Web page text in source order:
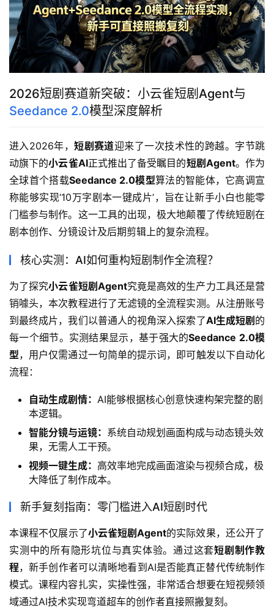
2026短剧赛道新突破：小云雀短剧Agent与
Seedance 2.0模型深度解析
进入2026年，短剧赛道迎来了一次技术性的跨越。字节跳
动旗下的小云雀AI正式推出了备受瞩目的短剧Agent。作为
全球首个搭载Seedance 2.0模型算法的智能体，它高调宣
称能够实现‘10万字剧本一键成片’，旨在让新手小白也能零
门槛参与制作。这一工具的出现，极大地颠覆了传统短剧在
剧本创作、分镜设计及后期剪辑上的复杂流程。
核心实测：AI如何重构短剧制作全流程？
为了探究小云雀短剧Agent究竟是高效的生产力工具还是营
销噱头，本次教程进行了无滤镜的全流程实测。从注册账号
到最终成片，我们以普通人的视角深入探索了AI生成短剧的
每一个细节。实测结果显示，基于强大的Seedance 2.0模
型，用户仅需通过一句简单的提示词，即可触发以下自动化
流程：
自动生成剧情： AI能够根据核心创意快速构架完整的剧
本逻辑。
智能分镜与运镜： 系统自动规划画面构成与动态镜头效
果，无需人工干预。
视频一键生成： 高效率地完成画面渲染与视频合成，极
大降低了制作成本。
新手复刻指南：零门槛进入AI短剧时代
本课程不仅展示了小云雀短剧Agent的实际效果，还公开了
实测中的所有隐形坑位与真实体验。通过这套短剧制作教
程，新手创作者可以清晰地看到AI是否能真正替代传统制作
模式。课程内容扎实，实操性强，非常适合想要在短视频领
域通过AI技术实现弯道超车的创作者直接照搬复刻。